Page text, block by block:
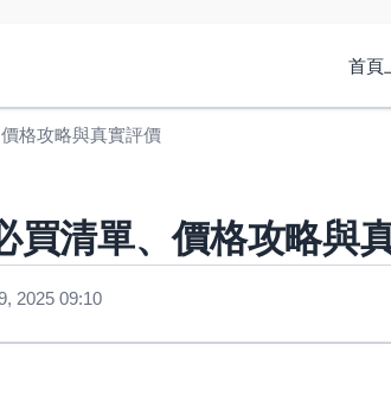
首頁
格攻略與真實評價
買清單、價格攻略與
2025 09:10